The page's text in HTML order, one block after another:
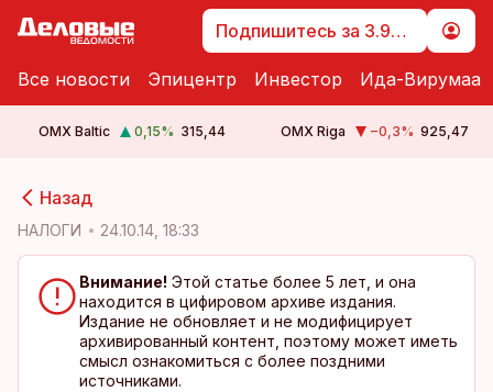
Подпишитесь за 3.99 €
Все новости Эпицентр Инвестор Ида-Вирумаа
OMX Baltic 0,15% 315,44 OMX Riga −0,3% 925,47
Назад
НАЛОГИ 24.10.14, 18:33
Внимание! Этой статье более 5 лет, и она
находится в цифировом архиве издания.
Издание не обновляет и не модифицирует
архивированный контент, поэтому может иметь
смысл ознакомиться с более поздними
источниками.